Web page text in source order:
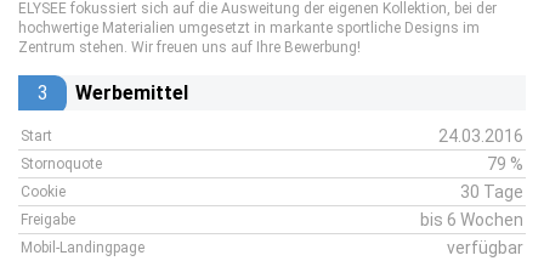
ELYSEE fokussiert sich auf die Ausweitung der eigenen Kollektion, bei der
hochwertige Materialien umgesetzt in markante sportliche Designs im
Zentrum stehen. Wir freuen uns auf Ihre Bewerbung!
3 Werbemittel
Start 24.03.2016
Stornoquote 79 %
Cookie 30 Tage
Freigabe bis 6 Wochen
Mobil-Landingpage verfügbar